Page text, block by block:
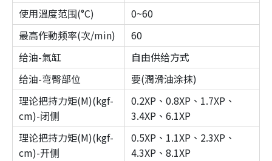
使用溫度范围(°C)
0~60
最高作動频率(次/min)
60
给油-氣缸
自由供给方式
给油-弯臀部位
要(潤滑油涂抹)
理论把持力矩(M)(kgf-
cm)-闭侧
0.2XP、0.8XP、1.7XP、
3.4XP、6.1XP
理论把持力矩(M)(kgf-
cm)-开侧
0.5XP、1.1XP、2.3XP、
4.3XP、8.1XP